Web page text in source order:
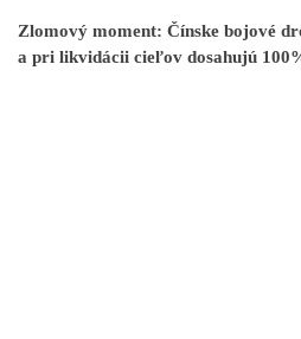
Zlomový moment: Čínske bojové
a pri likvidácii cieľov dosahujú